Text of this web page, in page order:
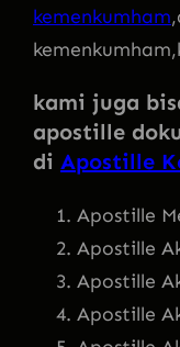
kemenkumham
kami juga
apostille
di Apostille
Apostille
Apostille
Apostille
Apostille